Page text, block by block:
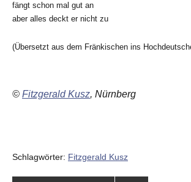
fängt schon mal gut an
aber alles deckt er nicht zu
(Übersetzt aus dem Fränkischen ins
© Fitzgerald Kusz, Nürnberg
Schlagwörter: Fitzgerald Kusz